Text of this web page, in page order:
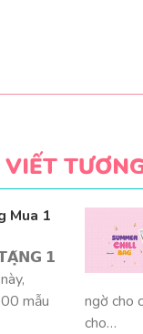
Mua 1
𝟭
mẫu
ngờ cho
cho…